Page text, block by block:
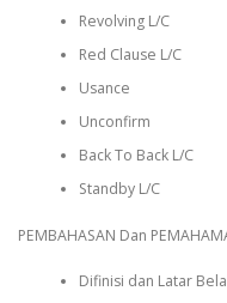
Revolving L/C
Red Clause L/C
Usance
Unconfirm
Back To Back L/C
Standby L/C
PEMBAHASAN Dan
Difinisi dan Latar